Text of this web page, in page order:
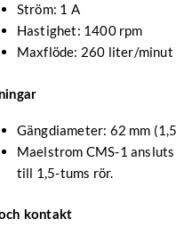
Ström: 1 A
Hastighet: 1400 rpm
Maxflöde: 260 liter/minut
Gängdiameter: 62 mm
Maelstrom CMS-1
till 1,5-tums rör.
kontakt